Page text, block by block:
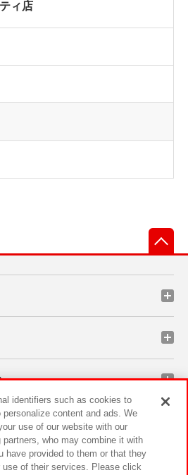
ィ店
ン
identifiers such as cookies to
content and ads. We
use of our website with our
who may combine it with
have provided to them or that they
use of their services. Please click